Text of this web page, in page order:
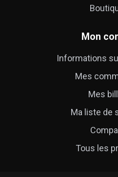
Mon
Informations
Mes
Mes
Ma liste de
Tous les